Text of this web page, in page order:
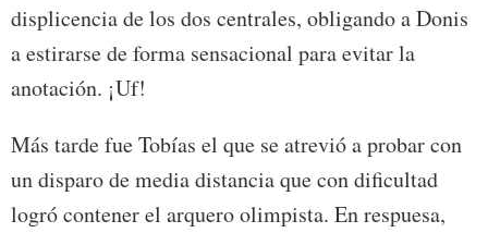
displicencia de los dos centrales, obligando a Donis
a estirarse de forma sensacional para evitar la
anotación. ¡Uf!
Más tarde fue Tobías el que se atrevió a probar con
un disparo de media distancia que con dificultad
logró contener el arquero olimpista. En respuesa,